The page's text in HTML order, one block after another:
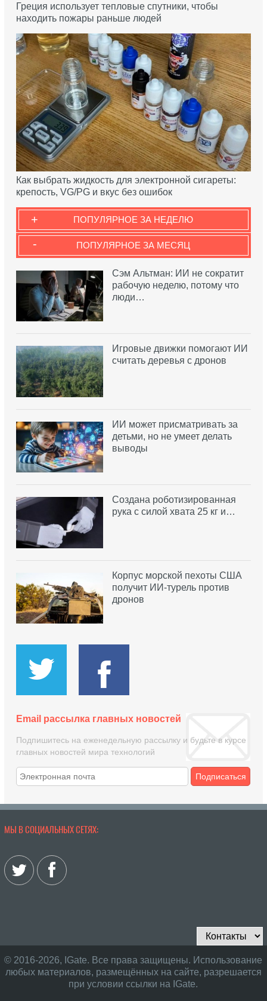
Греция использует тепловые спутники, чтобы
находить пожары раньше людей
Как выбрать жидкость для электронной сигареты:
крепость, VG/PG и вкус без ошибок
ПОПУЛЯРНОЕ ЗА НЕДЕЛЮ
+
ПОПУЛЯРНОЕ ЗА МЕСЯЦ
-
Сэм Альтман: ИИ не сократит
рабочую неделю, потому что
люди…
Игровые движки помогают ИИ
считать деревья с дронов
ИИ может присматривать за
детьми, но не умеет делать
выводы
Создана роботизированная
рука с силой хвата 25 кг и…
Корпус морской пехоты США
получит ИИ-турель против
дронов
Email рассылка главных новостей
Подпишитесь на еженедельную рассылку и будьте в курсе
главных новостей мира технологий
Подписаться
МЫ В СОЦИАЛЬНЫХ СЕТЯХ:
© 2016-2026, IGate. Все права защищены. Использование
любых материалов, размещённых на сайте, разрешается
при условии ссылки на IGate.